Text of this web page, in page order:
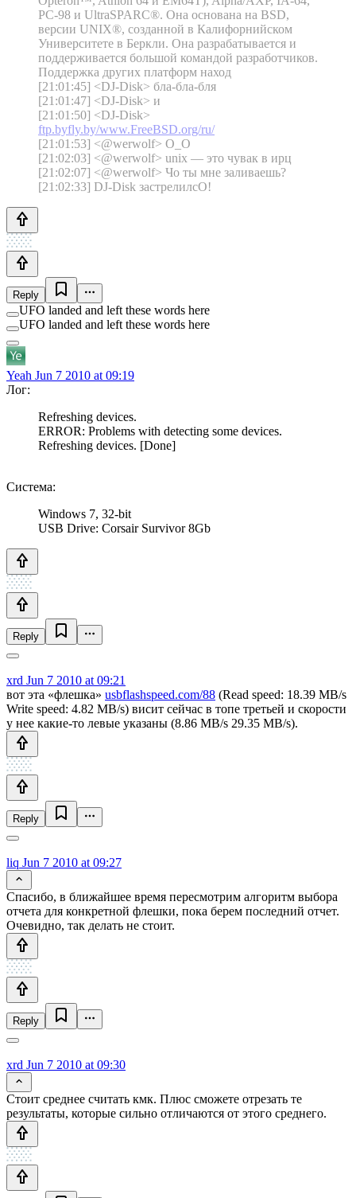
PC-98 и UltraSPARC®. Она основана на BSD,
версии UNIX®, созданной в Калифорнийском
Университете в Беркли. Она разрабатывается и
поддерживается большой командой разработчиков.
Поддержка других платформ наход
[21:01:45] <DJ-Disk> бла-бла-бля
[21:01:47] <DJ-Disk> и
[21:01:50] <DJ-Disk>
ftp.byfly.by/www.FreeBSD.org/ru/
[21:01:53] <@werwolf> О_О
[21:02:03] <@werwolf> unix — это чувак в ирц
[21:02:07] <@werwolf> Чо ты мне заливаешь?
[21:02:33] DJ-Disk застрелилсО!
Reply
UFO landed and left these words here
UFO landed and left these words here
Yeah Jun 7 2010 at 09:19
Лог:
Refreshing devices.
ERROR: Problems with detecting some devices.
Refreshing devices. [Done]
Система:
Windows 7, 32-bit
USB Drive: Corsair Survivor 8Gb
Reply
xrd Jun 7 2010 at 09:21
вот эта «флешка» usbflashspeed.com/88 (Read speed: 18.39 MB/s
Write speed: 4.82 MB/s) висит сейчас в топе третьей и скорости
у нее какие-то левые указаны (8.86 MB/s 29.35 MB/s).
Reply
liq Jun 7 2010 at 09:27
Спасибо, в ближайшее время пересмотрим алгоритм выбора
отчета для конкретной флешки, пока берем последний отчет.
Очевидно, так делать не стоит.
Reply
xrd Jun 7 2010 at 09:30
Стоит среднее считать кмк. Плюс сможете отрезать те
результаты, которые сильно отличаются от этого среднего.